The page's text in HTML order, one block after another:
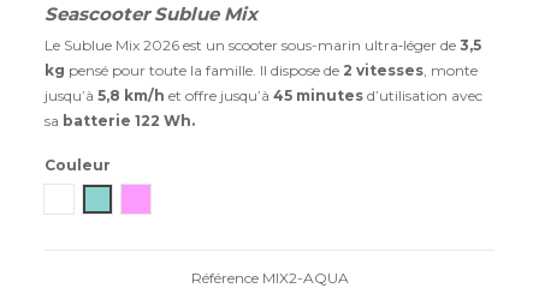
Seascooter Sublue Mix
Le Sublue Mix 2026 est un scooter sous-marin ultra‑léger de3,5
kg pensé pour toute la famille. Il dispose de 2 vitesses , monte
jusqu’à5,8 km/h et offre jusqu’à45 minutes d’utilisation avec
sa batterie 122 Wh.
Couleur
Référence MIX2-AQUA